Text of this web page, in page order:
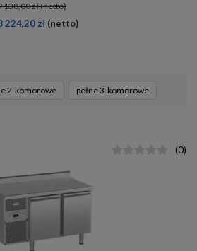
138,00 zł(netto)
224,20 zł (netto)
2-komorowe pełne 3-komorowe
(0)